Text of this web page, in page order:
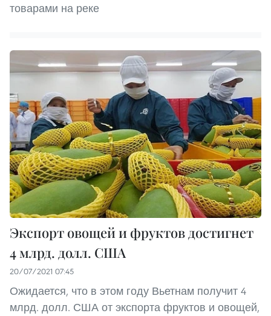
товарами на реке
Экспорт овощей и фруктов достигнет
4 млрд. долл. США
20/07/2021 07:45
Ожидается, что в этом году Вьетнам получит 4
млрд. долл. США от экспорта фруктов и овощей,